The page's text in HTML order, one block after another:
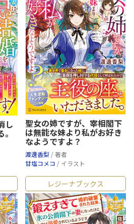
し 聖女の姉ですが、宰相閣下
は無能な妹より私がお好き
なようですよ？
渡邊香梨 / 著者
甘塩コメコ / イラスト
レジーナブックス